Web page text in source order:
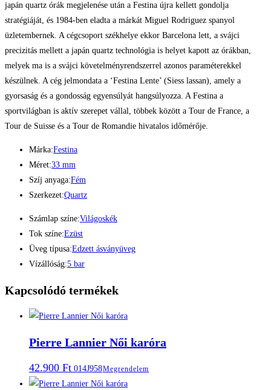
japán quartz órák megjelenése után a Festina újra kellett gondolja
stratégiáját, és 1984-ben eladta a márkát Miguel Rodriguez spanyol
üzletembernek. A cégcsoport székhelye ekkor Barcelona lett, a svájci
precizitás mellett a japán quartz technológia is helyet kapott az órákban,
melyek ma is a svájci követelményrendszerrel azonos paraméterekkel
készülnek. A cég jelmondata a ‘Festina Lente’ (Siess lassan), amely a
gyorsaság és a gondosság egyensúlyát hangsúlyozza. A Festina a
sportvilágban is aktív szerepet vállal, többek között a Tour de France, a
Tour de Suisse és a Tour de Romandie hivatalos időmérője.
Márka:Festina
Méret:33 mm
Szíj anyaga:Fém
Szerkezet:Quartz
Számlap színe:Világoskék
Tok színe:Ezüst
Üveg típusa:Edzett ásványüveg
Vízállóság:5 bar
Kapcsolódó termékek
Pierre Lannier Női karóra
42.900 Ft 014J958Megrendelem